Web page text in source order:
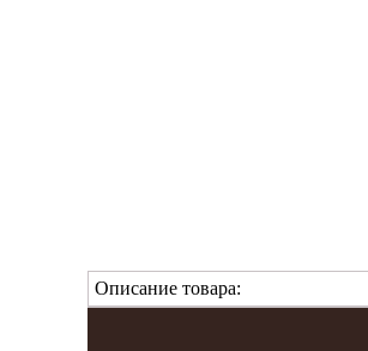
Описание товара: